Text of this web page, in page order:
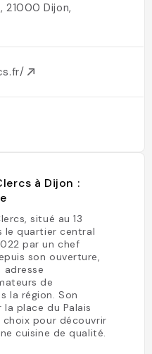
21000 Dijon,
à Dijon :
situé au 13
le quartier central
par un chef
son ouverture,
adresse
de
la région. Son
place du Palais
pour découvrir
cuisine de qualité.